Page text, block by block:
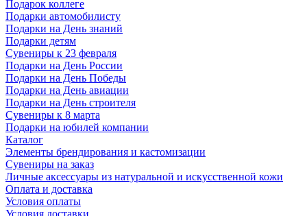
Подарок коллеге
Подарки автомобилисту
Подарки на День знаний
Подарки детям
Сувениры к 23 февраля
Подарки на День России
Подарки на День Победы
Подарки на День авиации
Подарки на День строителя
Сувениры к 8 марта
Подарки на юбилей компании
Каталог
Элементы брендирования и кастомизации
Сувениры на заказ
Личные аксессуары из натуральной и искусственной кожи
Оплата и доставка
Условия оплаты
Условия доставки